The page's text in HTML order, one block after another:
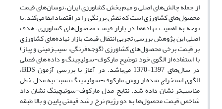
از جمله چالش‌های اصلی و مهم بخش کشاورزی ایران، نوسان‌های قیمت
محصول‌های کشاورزی است که نقش پررنگی را در اقتصاد ایفا می‌کند. با
توجه به اهمیت نهاده‌ها در بازار قیمت محصول‌های کشاورزی، هدف
اصلی این پژوهش بررسی تجربی انتقال قیمت بازار نهاده‌های کشاورزی
بر قیمت برخی محصول‌های کشاورزی (گوجه‌فرنگی، سیب‌زمینی و پیاز)
با استفاده از الگوی خود توضیح مارکوف-سوئیچینگ و داده های فصلی
در سال‌های 1397-1370 می‌باشد. در آغاز با بررسی آزمون BDS،
الگوی استخراج شده از روش مارکوف-سوئیچینگ نسبت به مدل خطی
مناسب‌تر نشان داده شد. نتایج مدل مارکوف-سوئیچینگ نشان داد
شاخص قیمت محصول‌ها به دو رژیم نرخ رشد قیمتی پایین و بالا طبقه